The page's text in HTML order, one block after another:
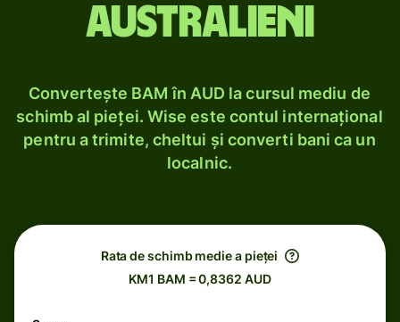
australieni
Convertește BAM în AUD la cursul mediu de
schimb al pieței. Wise este contul internațional
pentru a trimite, cheltui și converti bani ca un
localnic.
Rata de schimb medie a pieței
KM1 BAM = 0,8362 AUD